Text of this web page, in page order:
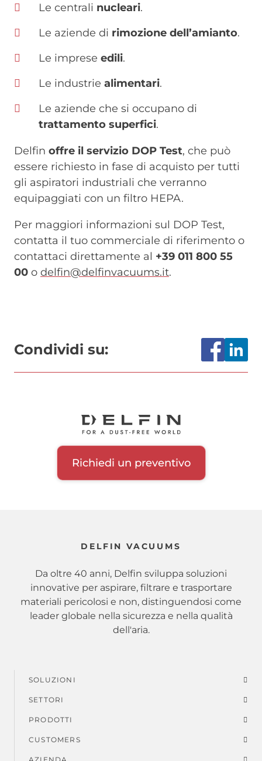
Le centrali nucleari.
Le aziende di rimozione dell’amianto.
Le imprese edili.
Le industrie alimentari.
Le aziende che si occupano di
trattamento superfici.
Delfin offre il servizio DOP Test, che può
essere richiesto in fase di acquisto per tutti
gli aspiratori industriali che verranno
equipaggiati con un filtro HEPA.
Per maggiori informazioni sul DOP Test,
contatta il tuo commerciale di riferimento o
contattaci direttamente al +39 011 800 55
00 o delfin@delfinvacuums.it.
Condividi su:
Richiedi un preventivo
DELFIN VACUUMS
Da oltre 40 anni, Delfin sviluppa soluzioni
innovative per aspirare, filtrare e trasportare
materiali pericolosi e non, distinguendosi come
leader globale nella sicurezza e nella qualità
dell'aria.
Menu
di
piè
SOLUZIONI
SETTORI
PRODOTTI
CUSTOMERS